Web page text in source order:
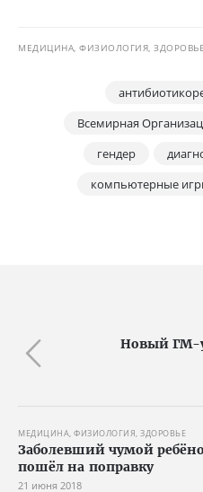
МЕДИЦИНА, ФИЗИОЛОГИЯ, ЗДОРОВЬЕ
Всемирная
гендер
компьютерные
Новый ГМ-
МЕДИЦИНА, ФИЗИОЛОГИЯ, ЗДОРОВЬЕ
Заболевший чумой
пошёл на поправку
21 июня 2018